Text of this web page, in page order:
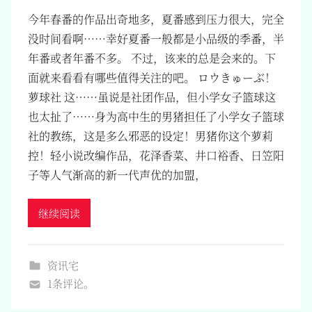
今年春番的作品出奇地多，夏番感到压力很大，完全
没时间看啊……幸好夏番一般都是小品级的季番，半
年番或者年番不多。 不过，该来的总是会来的。下
面就来看看有哪些值得关注的吧。 ロウきゅーぶ！
萝球社 这……虽说是社团作品，但小学女子篮球这
也太扯了……身为高中生的男猪担任了小学女子篮球
社的教练，这是多么邪恶的设定！男猪你这个萝莉
控！轻小说改编作品，花泽香菜、井口裕香、日笠阳
子等人气渐高的新一代声优的加盟，
继续阅读
资讯宅
1条评论。